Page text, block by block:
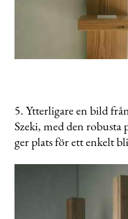
5. Ytterligare en bild
Szeki, med den
ger plats för ett enkelt